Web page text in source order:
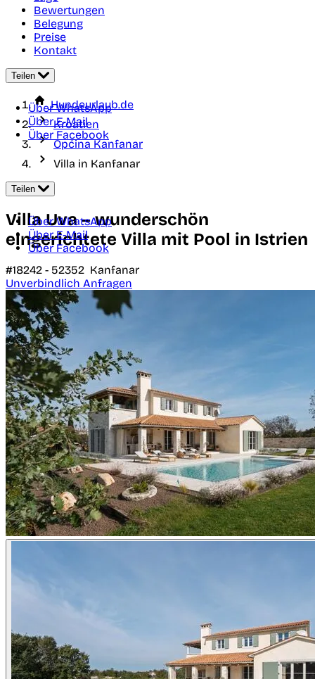
Bewertungen
Belegung
Preise
Kontakt
Teilen
Über WhatsApp
Über E-Mail
Über Facebook
Hundeurlaub.de
Kroatien
Općina Kanfanar
Villa in Kanfanar
Teilen
Über WhatsApp
Über E-Mail
Über Facebook
Villa Uva – wunderschön
eingerichtete Villa mit Pool in Istrien
#18242 - 52352 Kanfanar
Unverbindlich Anfragen